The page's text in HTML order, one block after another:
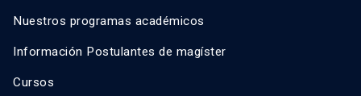
Nuestros programas académicos
Información Postulantes de magíster
Cursos